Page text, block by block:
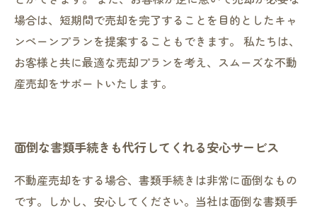
場合は、短期間で売却を完了することを目的としたキャ
ンペーンプランを提案することもできます。 私たちは、
お客様と共に最適な売却プランを考え、スムーズな不動
産売却をサポートいたします。
面倒な書類手続きも代行してくれる安心サービス
不動産売却をする場合、書類手続きは非常に面倒なもの
です。しかし、安心してください。当社は面倒な書類手